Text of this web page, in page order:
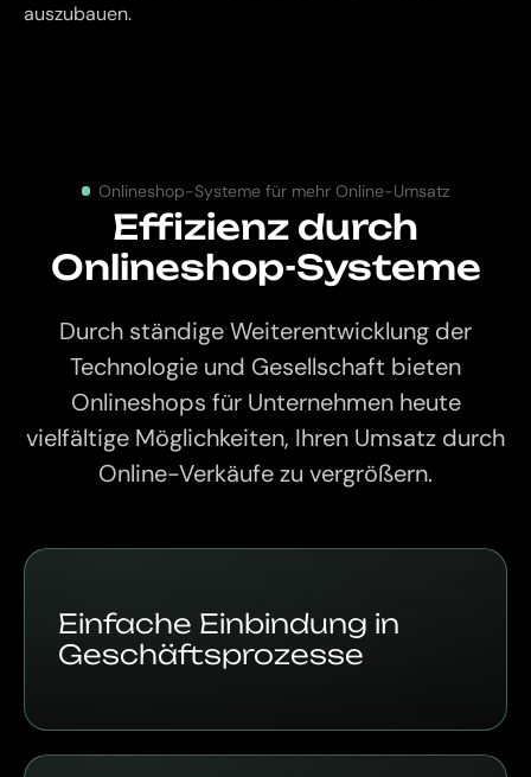
auszubauen.
Onlineshop-Systeme für mehr Online-Umsatz
Effizienz durch
Onlineshop-Systeme
Durch ständige Weiterentwicklung der
Technologie und Gesellschaft bieten
Onlineshops für Unternehmen heute
vielfältige Möglichkeiten, Ihren Umsatz durch
Online-Verkäufe zu vergrößern.
Einfache Einbindung in
Geschäftsprozesse